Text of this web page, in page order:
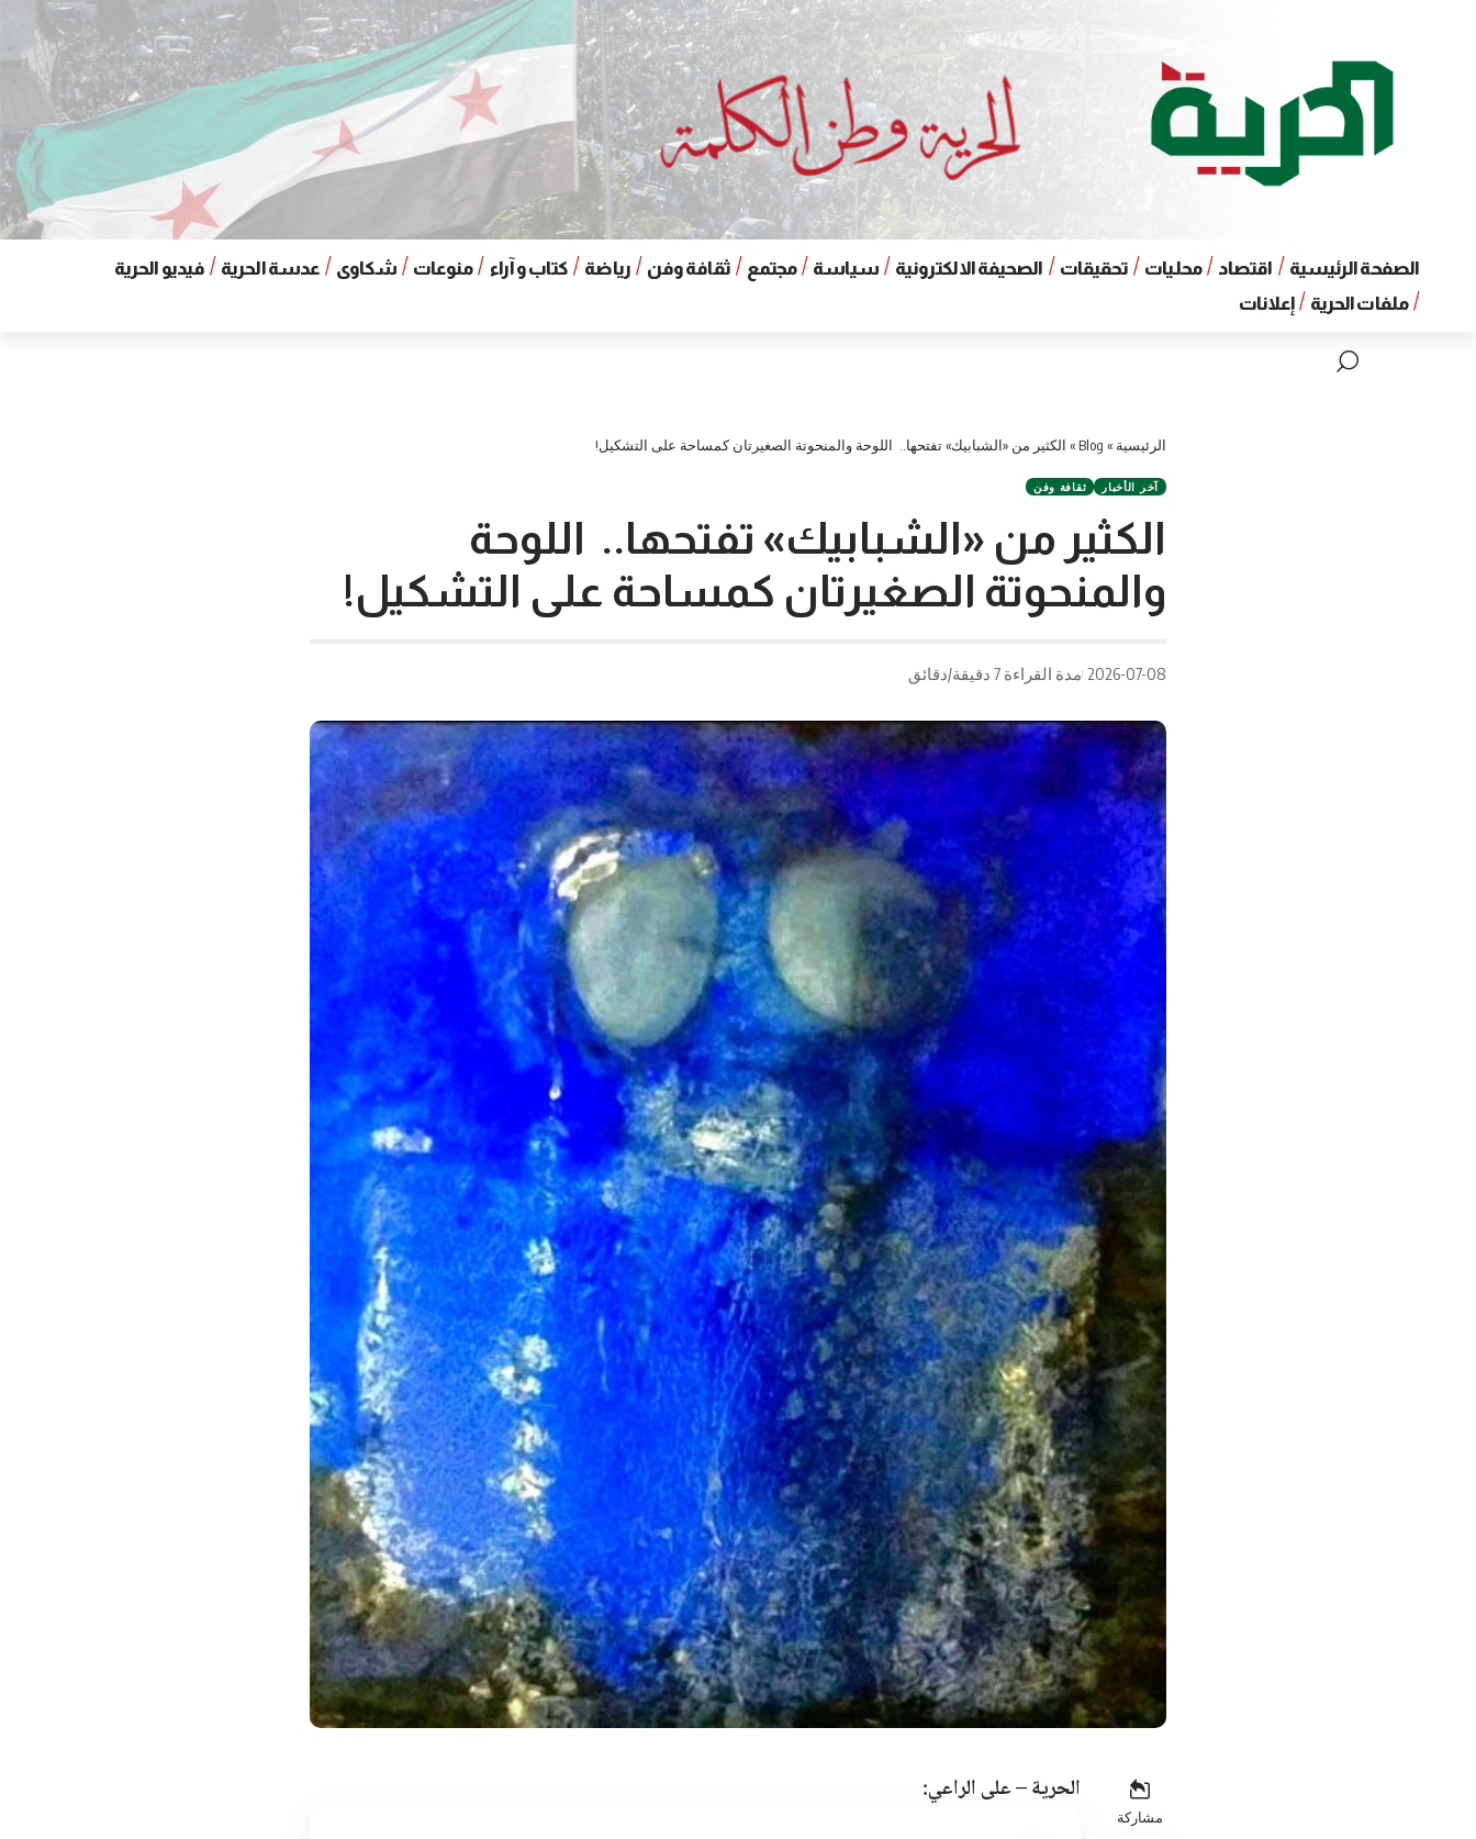
الصفحة الرئيسية اقتصاد محليات تحقيقات الصحيفة الالكترونية سياسة مجتمع ثقافة وفن رياضة كتاب و آراء منوعات شكاوى عدسة الحرية
فيديو الحرية
ملفات الحرية
إعلانات
الرئيسية »
Blog
» الكثير من «الشبابيك» تفتحها.. اللوحة والمنحوتة الصغيرتان كمساحة على التشكيل!
آخر الأخبار ثقافة وفن
الكثير من «الشبابيك» تفتحها.. اللوحة
والمنحوتة الصغيرتان كمساحة على التشكيل!
2026-07-08 مدة القراءة 7 دقيقة/دقائق
مشاركة
الحرية – على الراعي: